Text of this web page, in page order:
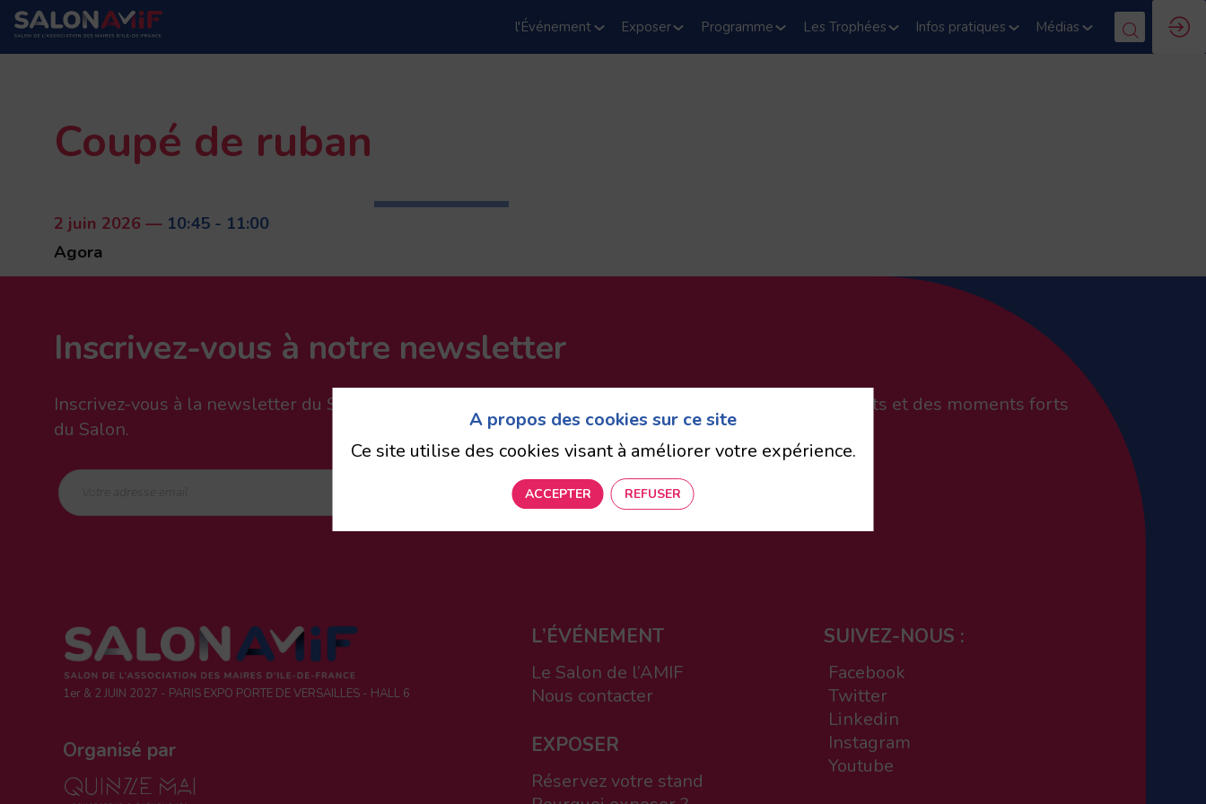
l'Événement Exposer Programme Les Trophées Infos pratiques Médias
Coupé de ruban
2 juin 2026 — 10:45 - 11:00
Agora
Inscrivez-vous à notre newsletter
Inscrivez-vous à la newsletter du Salon de l’AMIF pour ne rien manquer de l’actualité, des évènements et des moments forts
du Salon.
VALIDER
1er & 2 JUIN 2027 - PARIS EXPO PORTE DE VERSAILLES - HALL 6
Organisé par
L’ÉVÉNEMENT
Le Salon de l’AMIF
Nous contacter
EXPOSER
Réservez votre stand
SUIVEZ-NOUS :
Facebook
Twitter
Linkedin
Instagram
Youtube
A propos des cookies sur ce site
Ce site utilise des cookies visant à améliorer votre expérience.
ACCEPTER REFUSER